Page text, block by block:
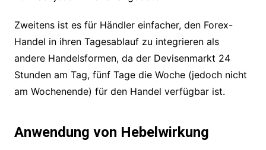
Zweitens ist es für Händler einfacher, den Forex-
Handel in ihren Tagesablauf zu integrieren als
andere Handelsformen, da der Devisenmarkt 24
Stunden am Tag, fünf Tage die Woche (jedoch nicht
am Wochenende) für den Handel verfügbar ist.
Anwendung von Hebelwirkung